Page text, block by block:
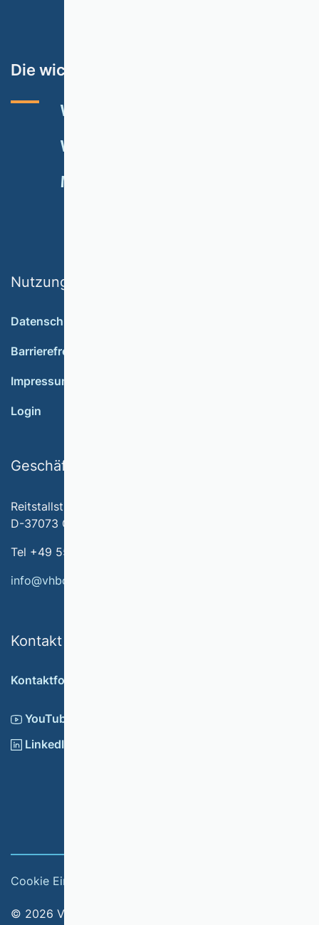
Die wichtigsten Themen
VHB-RATING 2024
VERANSTALTUNGEN
MITGLIED WERDEN
Nutzungsbedingungen
Datenschutz
Barrierefreiheit
Impressum
Login
Geschäftsstelle
Reitstallstr. 7
D-37073 Göttingen
Tel +49 551 79778-566
info@vhbonline.org
Kontakt
Kontaktformular
YouTube
LinkedIn
Cookie Einstellungen
© 2026 Verband der Hochschullehrerinnen und